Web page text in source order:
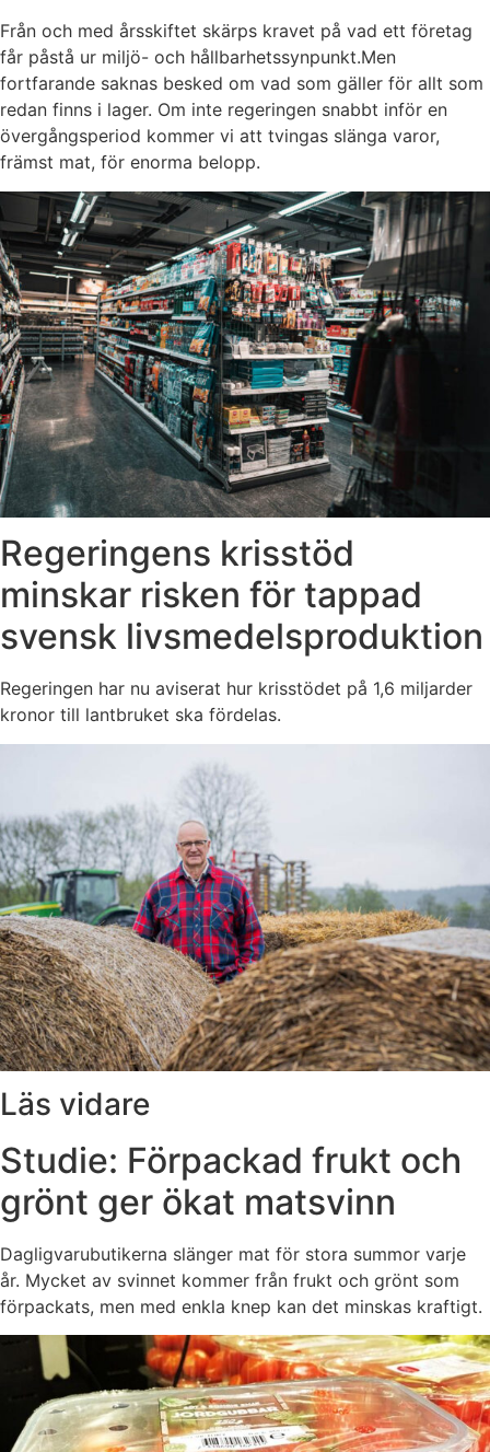
Från och med årsskiftet skärps kravet på vad ett företag
får påstå ur miljö- och hållbarhetssynpunkt.Men
fortfarande saknas besked om vad som gäller för allt som
redan finns i lager. Om inte regeringen snabbt inför en
övergångsperiod kommer vi att tvingas slänga varor,
främst mat, för enorma belopp.
Regeringens krisstöd
minskar risken för tappad
svensk livsmedelsproduktion
Regeringen har nu aviserat hur krisstödet på 1,6 miljarder
kronor till lantbruket ska fördelas.
Läs vidare
Studie: Förpackad frukt och
grönt ger ökat matsvinn
Dagligvarubutikerna slänger mat för stora summor varje
år. Mycket av svinnet kommer från frukt och grönt som
förpackats, men med enkla knep kan det minskas kraftigt.